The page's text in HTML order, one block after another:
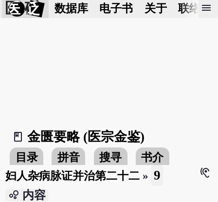
医 砭 数据库 电子书 关于 联络我
menu
book_2
金匮要略 (医宗金鉴)
目录 拼音 搜寻
书介
妇人杂病脉证并治第二十二 » 9
hearing
bubble_chart 内容